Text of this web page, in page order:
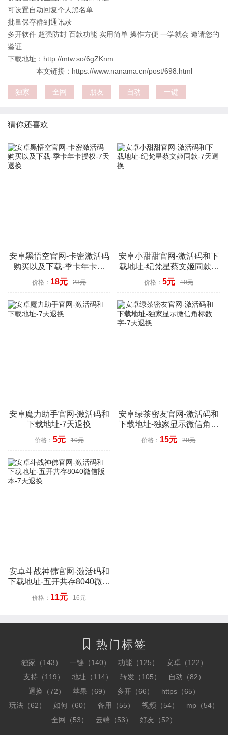
可设置自动回复个人黑名单
批量保存群到通讯录
多开软件 超强防封 百款功能 实用简单 操作方便 一学就会 邀请您的
鉴证
下载地址：http://mtw.so/6gZKnm
本文链接：https://www.nanama.cn/post/698.html
独家 全网 朋友 自动 一键
猜你还喜欢
安卓黑悟空官网-卡密激活码
购买以及下载-季卡年卡授
权-7天退换
价格： 18元 23元
安卓小甜甜官网-激活码和下
载地址-纪梵星蔡文姬同款-7
天退换
价格： 5元 10元
安卓魔力助手官网-激活码和
下载地址-7天退换
价格： 5元 10元
安卓绿茶密友官网-激活码和
下载地址-独家显示微信角标
数字-7天退换
价格： 15元 20元
安卓斗战神佛官网-激活码和
下载地址-五开共存8040微信
版本-7天退换
价格： 11元 16元
 热门标签
独家（143） 一键（140） 功能（125）
安卓（122）
支持（119）
地址（114） 转发（105）
自动（82）
退换（72）
苹果（69） 多开（66）
https（65）
玩法（62）
如何（60） 备用（55） 视频（54）
mp（54）
全网（53）
云端（53） 好友（52）